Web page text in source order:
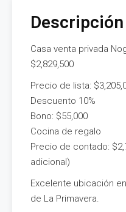
Descripción
Casa venta privada
$2,829,500
Precio de lista:
Descuento 10%
Bono: $55,000
Cocina de regalo
Precio de contado:
adicional)
Excelente ubicación
de La Primavera.